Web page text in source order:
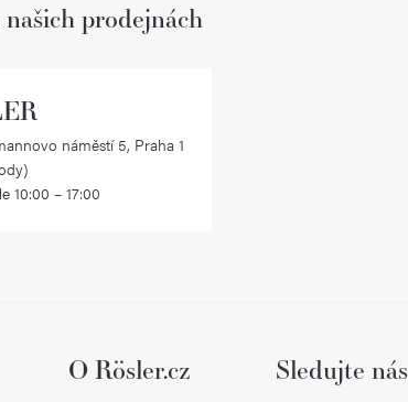
prodejnách
náměstí 5, Praha 1
10:00 – 17:00
O Rösler.cz Sledujte nás